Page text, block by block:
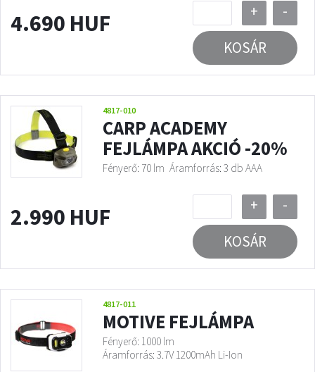
4.690 HUF +
-
KOSÁR
4817-010
CARP ACADEMY
FEJLÁMPA AKCIÓ -20%
Fényerő: 70 lm Áramforrás: 3 db AAA
2.990 HUF +
-
KOSÁR
4817-011
MOTIVE FEJLÁMPA
Fényerő: 1000 lm
Áramforrás: 3.7V 1200mAh Li-Ion